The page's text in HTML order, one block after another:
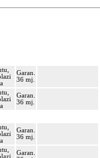
Garan.
36 mj.
Garan.
36 mj.
Garan.
36 mj.
Garan.